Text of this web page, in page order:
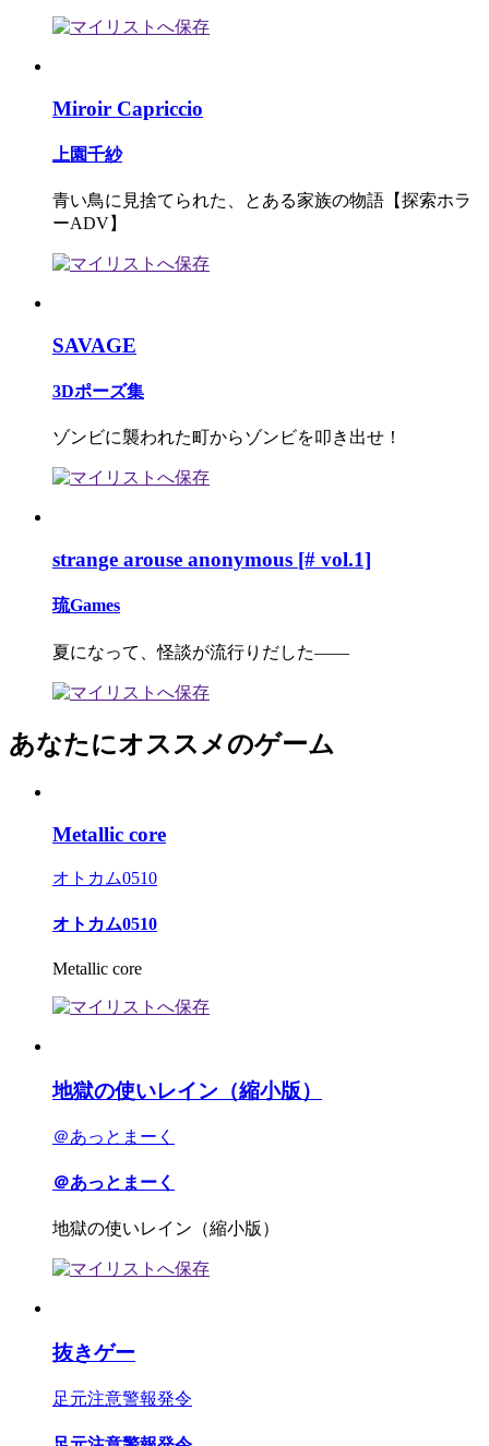
Miroir Capriccio
上園千紗
青い鳥に見捨てられた、とある家族の物語【探索ホラ
ーADV】
SAVAGE
3Dポーズ集
ゾンビに襲われた町からゾンビを叩き出せ！
strange arouse anonymous [# vol.1]
琉Games
夏になって、怪談が流行りだした――
あなたにオススメのゲーム
Metallic core
オトカム0510
オトカム0510
Metallic core
地獄の使いレイン（縮小版）
＠あっとまーく
＠あっとまーく
地獄の使いレイン（縮小版）
抜きゲー
足元注意警報発令